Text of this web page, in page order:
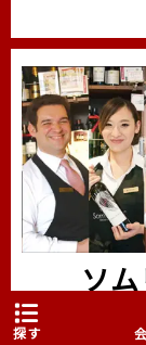
探す
ソ